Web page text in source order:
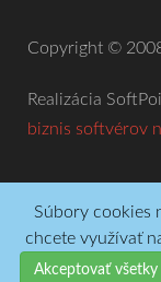
Copyright ©
Realizácia
biznis softvérov
Súbory cookies
chcete využívať
Akceptovať všetky